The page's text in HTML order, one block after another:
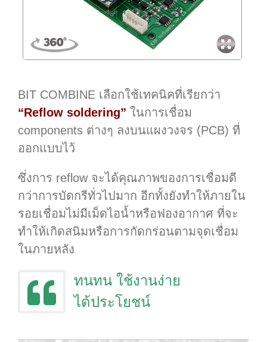
BIT COMBINE เลือกใช้เทคนิคที่เรียกว่า
“Reflow soldering” ในการเชื่อม
components ต่างๆ ลงบนแผงวงจร (PCB) ที่
ออกแบบไว้
ซึ่งการ reflow จะได้คุณภาพของการเชื่อมดี
กว่าการบัดกรีทั่วไปมาก อีกทั้งยังทำให้ภายใน
รอยเชื่อมไม่มีเม็ดไอน้ำหรือฟองอากาศ ที่จะ
ทำให้เกิดสนิมหรือการกัดกร่อนตามจุดเชื่อม
ในภายหลัง
ทนทน ใช้งานง่าย
ได้ประโยชน์